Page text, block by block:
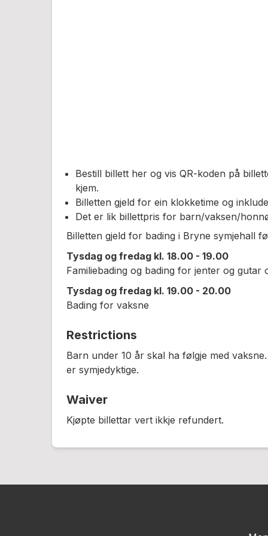
Bestill billett her og vis QR-koden på
kjem.
Billetten gjeld for ein klokketime og
Det er lik billettpris for barn/vaksen/
Billetten gjeld for bading i Bryne symjehall
Tysdag og fredag kl. 18.00 - 19.00
Familiebading og bading for jenter og gutar
Tysdag og fredag kl. 19.00 - 20.00
Bading for vaksne
Restrictions
Barn under 10 år skal ha følgje med
er symjedyktige.
Waiver
Kjøpte billettar vert ikkje refundert.